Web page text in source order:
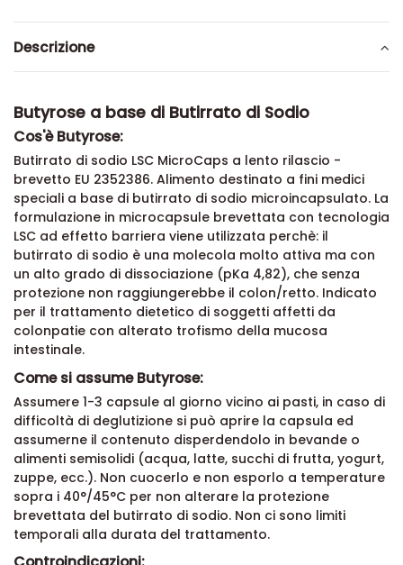
Descrizione
Butyrose a base di Butirrato di Sodio
Cos'è Butyrose:
Butirrato di sodio LSC MicroCaps a lento rilascio -
brevetto EU 2352386. Alimento destinato a fini medici
speciali a base di butirrato di sodio microincapsulato. La
formulazione in microcapsule brevettata con tecnologia
LSC ad effetto barriera viene utilizzata perchè: il
butirrato di sodio è una molecola molto attiva ma con
un alto grado di dissociazione (pKa 4,82), che senza
protezione non raggiungerebbe il colon/retto. Indicato
per il trattamento dietetico di soggetti affetti da
colonpatie con alterato trofismo della mucosa
intestinale.
Come si assume Butyrose:
Assumere 1-3 capsule al giorno vicino ai pasti, in caso di
difficoltà di deglutizione si può aprire la capsula ed
assumerne il contenuto disperdendolo in bevande o
alimenti semisolidi (acqua, latte, succhi di frutta, yogurt,
zuppe, ecc.). Non cuocerlo e non esporlo a temperature
sopra i 40°/45°C per non alterare la protezione
brevettata del butirrato di sodio. Non ci sono limiti
temporali alla durata del trattamento.